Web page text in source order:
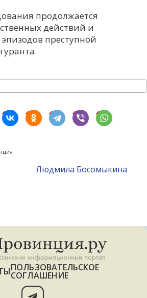
продолжается
действий и
преступной
Людмила Босомыкина
ПОЛЬЗОВАТЕЛЬСКОЕ
СОГЛАШЕНИЕ